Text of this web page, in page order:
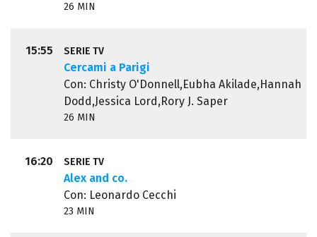
26 MIN
15:55 SERIE TV
Cercami a Parigi
Con: Christy O'Donnell,Eubha Akilade,Hannah
Dodd,Jessica Lord,Rory J. Saper
26 MIN
16:20 SERIE TV
Alex and co.
Con: Leonardo Cecchi
23 MIN